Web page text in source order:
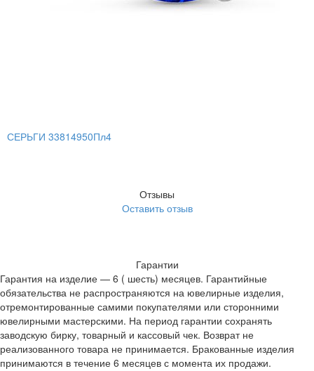
СЕРЬГИ 33814950Пл4
Отзывы
Оставить отзыв
Гарантии
Гарантия на изделие — 6 ( шесть) месяцев. Гарантийные
обязательства не распространяются на ювелирные изделия,
отремонтированные самими покупателями или сторонними
ювелирными мастерскими. На период гарантии сохранять
заводскую бирку, товарный и кассовый чек. Возврат не
реализованного товара не принимается. Бракованные изделия
принимаются в течение 6 месяцев с момента их продажи.